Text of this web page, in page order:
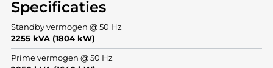
Specificaties
Standby vermogen @ 50 Hz
2255 kVA (1804 kW)
Prime vermogen @ 50 Hz